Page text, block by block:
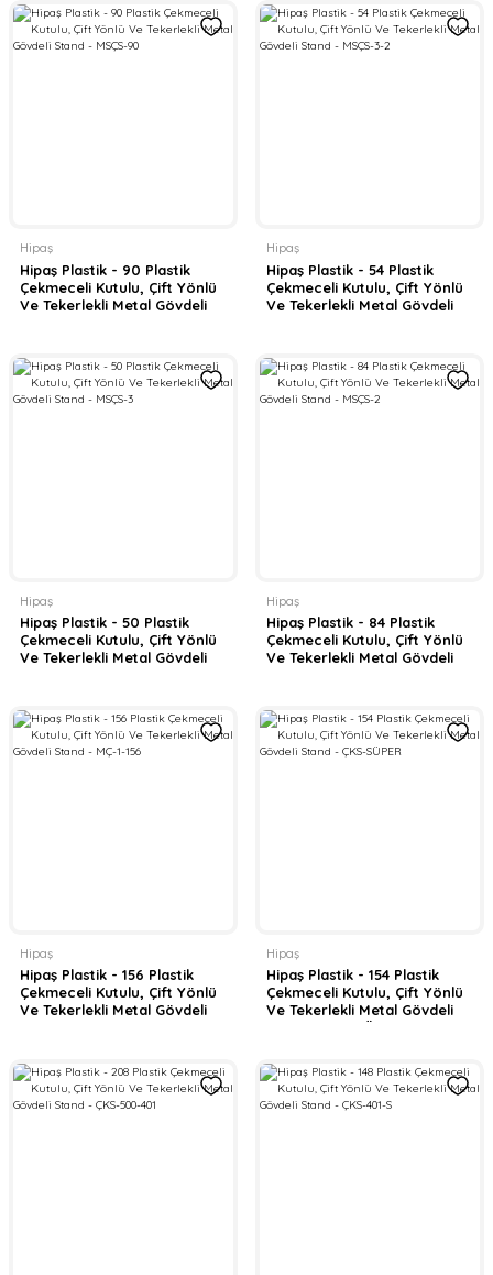
Hipaş
Hipaş Plastik - 90 Plastik
Çekmeceli Kutulu, Çift Yönlü
Ve Tekerlekli Metal Gövdeli
Hipaş
Hipaş Plastik - 54 Plastik
Çekmeceli Kutulu, Çift Yönlü
Ve Tekerlekli Metal Gövdeli
Hipaş
Hipaş Plastik - 50 Plastik
Çekmeceli Kutulu, Çift Yönlü
Ve Tekerlekli Metal Gövdeli
Hipaş
Hipaş Plastik - 84 Plastik
Çekmeceli Kutulu, Çift Yönlü
Ve Tekerlekli Metal Gövdeli
Hipaş
Hipaş Plastik - 156 Plastik
Çekmeceli Kutulu, Çift Yönlü
Ve Tekerlekli Metal Gövdeli
Hipaş
Hipaş Plastik - 154 Plastik
Çekmeceli Kutulu, Çift Yönlü
Ve Tekerlekli Metal Gövdeli
Stand - ÇKS-SÜPER